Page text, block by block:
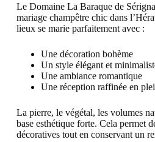
Le Domaine La Baraque de
mariage champêtre chic dans
lieux se marie parfaitement avec :
Une décoration bohème
Un style élégant et
Une ambiance romantique
Une réception raffinée en
La pierre, le végétal, les volumes
base esthétique forte. Cela permet
décoratives tout en conservant un